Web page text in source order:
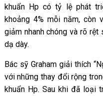
khuẩn Hp có tỷ lệ phát
khoảng 4% mỗi năm,
giảm nhanh chóng và rõ
dạ dày.
Bác sỹ Graham giải thích
với những thay đổi rộng
khuẩn Hp. Sau khi đã loại